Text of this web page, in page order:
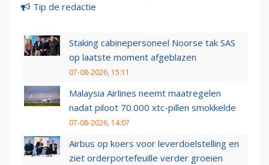
Tip de redactie
Staking cabinepersoneel Noorse tak SAS
op laatste moment afgeblazen
07-08-2026, 15:11
Malaysia Airlines neemt maatregelen
nadat piloot 70.000 xtc-pillen smokkelde
07-08-2026, 14:07
Airbus op koers voor leverdoelstelling en
ziet orderportefeuille verder groeien